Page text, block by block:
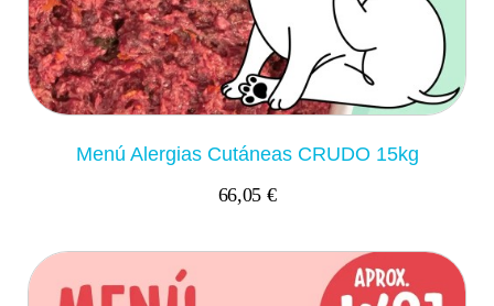
Menú Alergias Cutáneas CRUDO 15kg
66,05 €